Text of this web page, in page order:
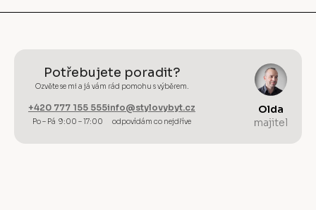
Potřebujete poradit?
Ozvěte se mi a já vám rád pomohu s výběrem.
+420 777 155 555
Po – Pá 9:00 – 17:00
info@stylovybyt.cz
odpovídám co nejdříve
Olda
majitel